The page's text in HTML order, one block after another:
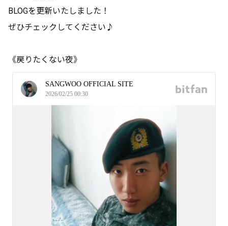
BLOGを更新いたしました！
ぜひチェックしてください♪
《戻りたくない夜》